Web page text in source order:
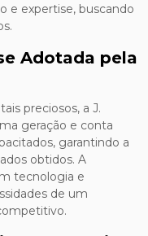
e expertise, buscando
Adotada pela
preciosos, a J.
geração e conta
garantindo a
obtidos. A
tecnologia e
de um